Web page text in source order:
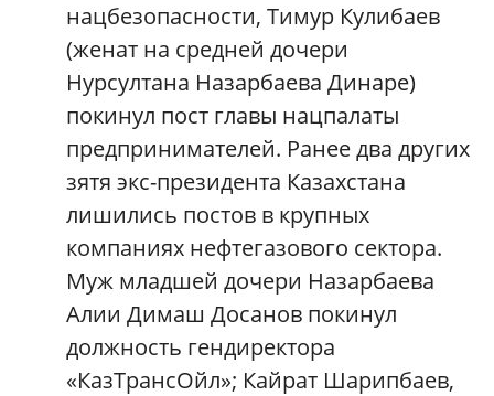
нацбезопасности, Тимур Кулибаев
(женат на средней дочери
Нурсултана Назарбаева Динаре)
покинул пост главы нацпалаты
предпринимателей. Ранее два других
зятя экс-президента Казахстана
лишились постов в крупных
компаниях нефтегазового сектора.
Муж младшей дочери Назарбаева
Алии Димаш Досанов покинул
должность гендиректора
«КазТрансОйл»; Кайрат Шарипбаев,